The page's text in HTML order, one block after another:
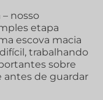
nosso
etapa
escova macia
trabalhando
sobre
antes de guardar